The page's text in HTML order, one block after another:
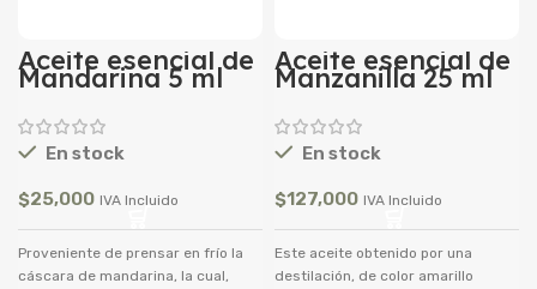
Aceite esencial de
Mandarina 5 ml
En stock
$25,000 IVA Incluido
Proveniente de prensar en frío la
cáscara de mandarina, la cual,
Aceite esencial de
Manzanilla 25 ml
En stock
$127,000 IVA Incluido
Este aceite obtenido por una
destilación, de color amarillo